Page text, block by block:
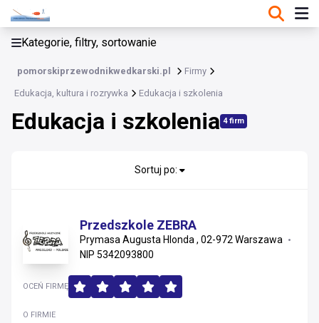
Kategorie, filtry, sortowanie
pomorskiprzewodnikwedkarski.pl Firmy
Edukacja, kultura i rozrywka Edukacja i szkolenia
Edukacja i szkolenia 4 firm
Edukacja, kultura i rozrywka
Sport, turystyka i outdoor
Kultura i sztuka
Sortuj po:
Przedszkole ZEBRA
Prymasa Augusta Hlonda , 02-972 Warszawa
NIP 5342093800
O FIRMIE
OCEŃ FIRMĘ